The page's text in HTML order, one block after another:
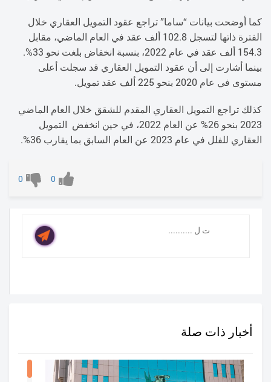
كما أوضحت بيانات “ساما” تراجع عقود التمويل العقاري خلال
الفترة ذاتها لتسجل 102.8 ألف عقد في العام الماضي، مقابل
154.3 ألف عقد في عام 2022، بنسبة انخفاض بلغت نحو 33%.
بينما أشارت إلى أن عقود التمويل العقاري قد سجلت أعلى
مستوى في عام 2020 بنحو 225 ألف عقد تمويل.
كذلك تراجع التمويل العقاري المقدم للشقق خلال العام الماضي
2023 بنحو 26% عن العام 2022، في حين انخفض التمويل
العقاري للفلل في عام 2023 عن العام السابق بما يقارب 36%.
0
0
أخبار ذات صلة